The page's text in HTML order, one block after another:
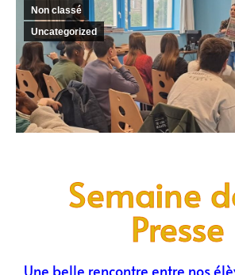
Non classé
Uncategorized
Semaine
Presse
Une belle rencontre entre nos